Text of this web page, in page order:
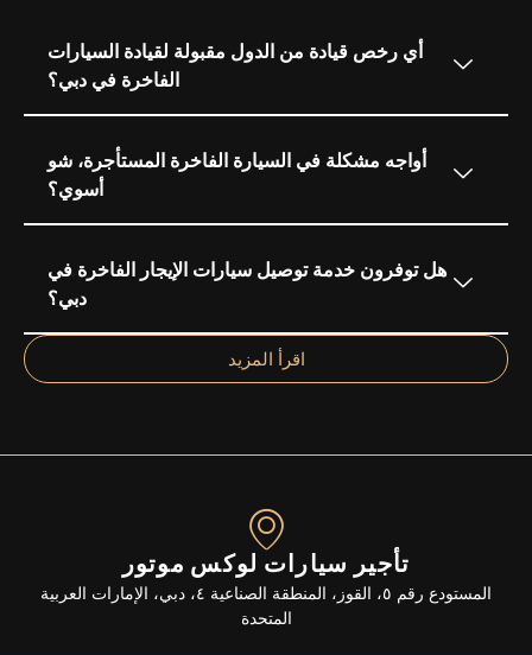
أي رخص قيادة من الدول مقبولة لقيادة السيارات
الفاخرة في دبي؟
أواجه مشكلة في السيارة الفاخرة المستأجرة، شو
أسوي؟
هل توفرون خدمة توصيل سيارات الإيجار الفاخرة في
دبي؟
اقرأ المزيد
تأجير سيارات لوكس موتور
المستودع رقم ٥، القوز، المنطقة الصناعية ٤، دبي، الإمارات العربية
المتحدة